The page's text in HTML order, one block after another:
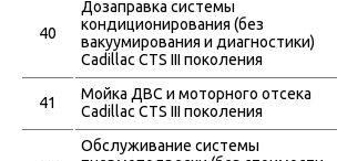
40
Дозаправка системы
кондиционирования (без
вакуумирования и диагностики)
Cadillac CTS III поколения
41
Мойка ДВС и моторного отсека
Cadillac CTS III поколения
Обслуживание системы